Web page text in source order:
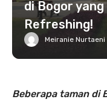
di Bogor
Refreshing!
Meiranie Nurtaeni
Beberapa taman di